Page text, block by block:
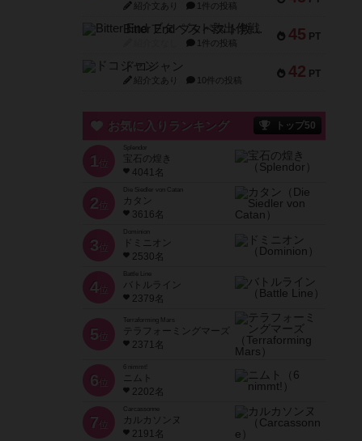
紹介文あり 1件の投稿
45 PT
Bitter End ブタペスト救出作戦
1件の投稿
42 PT
ドコジャン
紹介文あり 10件の投稿
お気に入りランキング トップ50
1位
Splendor
宝石の煌き
4041名
2位
Die Siedler von Catan
カタン
3616名
3位
ドミニオン
2530名
4位
Battle Line
バトルライン
2379名
5位
Terraforming Mars
テラフォーミングマーズ
2371名
6位
ニムト
2202名
7位
Carcassonne
カルカソンヌ
2191名